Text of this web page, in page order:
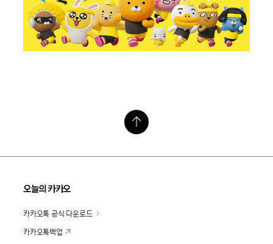
오늘의 카카오
카카오톡 공식 다운로드
카카오톡백업